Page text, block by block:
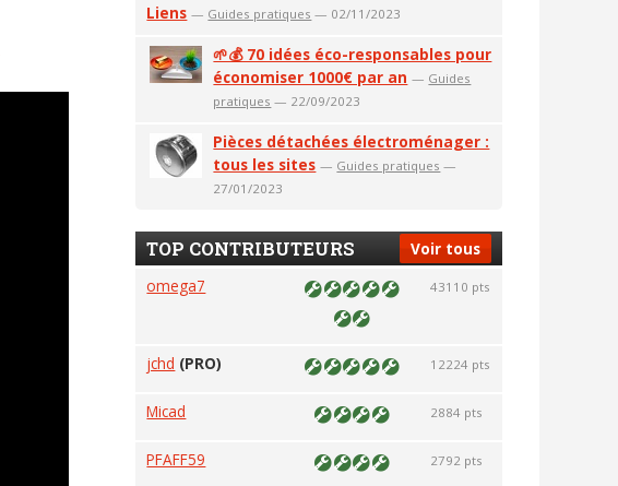
Liens — Guides pratiques — 02/11/2023
🌱💰 70 idées éco-responsables pour
économiser 1000€ par an — Guides
pratiques — 22/09/2023
Pièces détachées électroménager :
tous les sites — Guides pratiques —
27/01/2023
Voir tous
TOP CONTRIBUTEURS
omega7 43110 pts
jchd (PRO) 12224 pts
Micad 2884 pts
PFAFF59 2792 pts